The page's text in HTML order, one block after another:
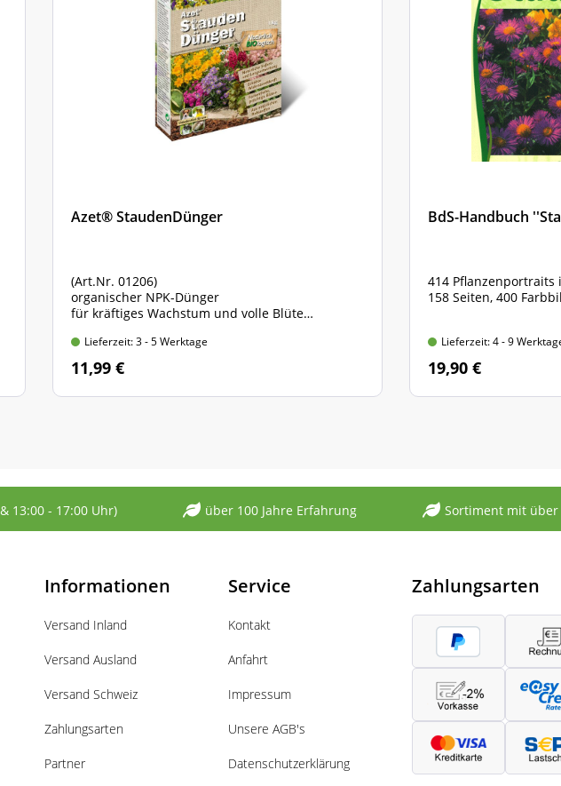
Azet® StaudenDünger
(Art.Nr. 01206)
organischer NPK-Dünger
für kräftiges Wachstum und volle Blüte
Lieferzeit: 3 - 5 Werktage
11,99 €
BdS-Handbuch
414 Pflanzenportraits
158 Seiten, 400
Lieferzeit: 4 - 9
19,90 €
13:00 - 17:00 Uhr) über 100 Jahre Erfahrung Sortiment mit über
Informationen
Versand Inland
Versand Ausland
Versand Schweiz
Zahlungsarten
Partner
Service
Kontakt
Anfahrt
Impressum
Unsere AGB's
Datenschutzerklärung
Zahlungsarten